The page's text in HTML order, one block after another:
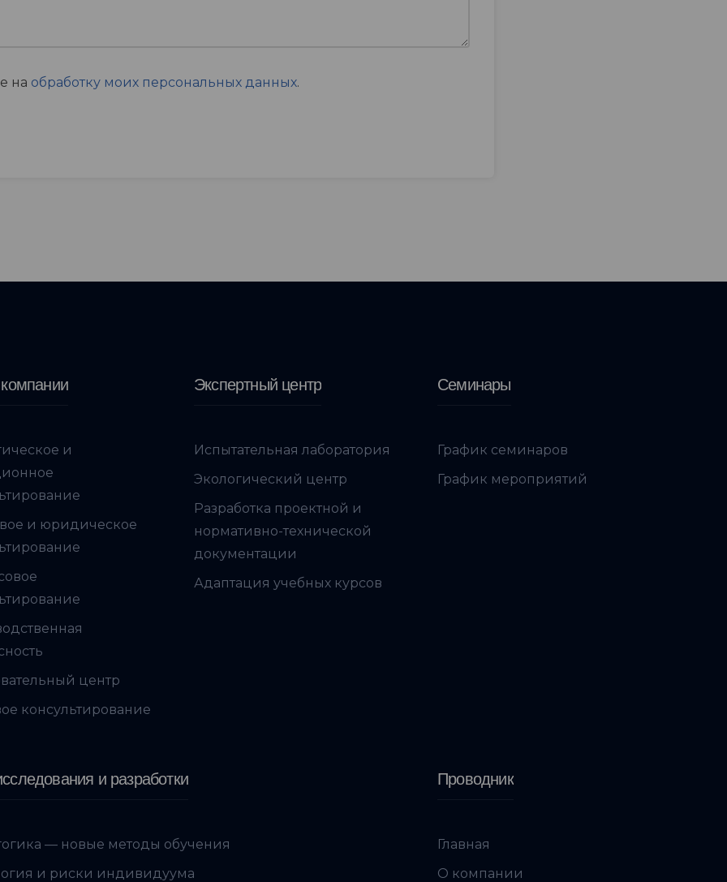
на обработку моих персональных данных.
и
и юридическое
центр
консультирование
Экспертный центр
Испытательная лаборатория
Экологический центр
Разработка проектной и
нормативно-технической
документации
Адаптация учебных курсов
Семинары
График семинаров
График мероприятий
и разработки
— новые методы обучения
и риски индивидуума
Проводник
Главная
О компании